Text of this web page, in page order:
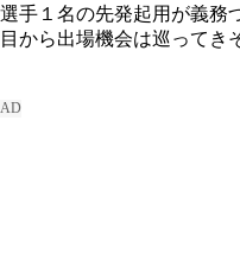
選手１名の先発起用が義務
目から出場機会は巡ってき